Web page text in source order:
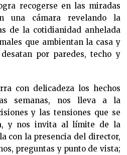
recogerse en las miradas
una cámara revelando la
de la cotidianidad anhelada
que ambientan la casa y
por paredes, techo y
con delicadeza los hechos
semanas, nos lleva a la
y las tensiones que se
y nos invita al límite de la
con la presencia del director,
preguntas y punto de vista;